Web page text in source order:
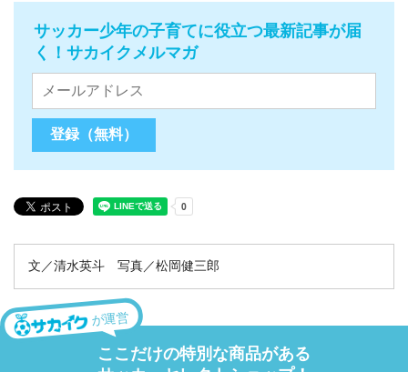
サッカー少年の子育てに役立つ最新記事が届
く！サカイクメルマガ
文／清水英斗 写真／松岡健三郎
が運営
ここだけの特別な商品がある